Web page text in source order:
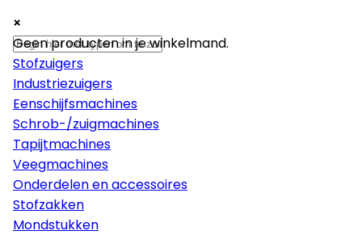
×
Machines
Stofzuigers
Industriezuigers
Eenschijfsmachines
Schrob-/zuigmachines
Tapijtmachines
Veegmachines
Onderdelen en accessoires
Stofzakken
Mondstukken
×
×
Geen producten in je winkelmand.